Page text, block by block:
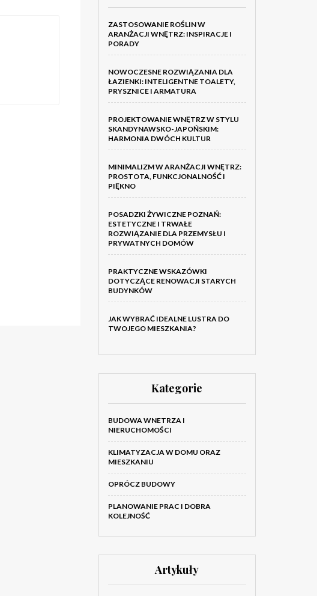
ZASTOSOWANIE ROŚLIN W
ARANŻACJI WNĘTRZ: INSPIRACJE I
PORADY
NOWOCZESNE ROZWIĄZANIA DLA
ŁAZIENKI: INTELIGENTNE TOALETY,
PRYSZNICE I ARMATURA
PROJEKTOWANIE WNĘTRZ W STYLU
SKANDYNAWSKO-JAPOŃSKIM:
HARMONIA DWÓCH KULTUR
MINIMALIZM W ARANŻACJI WNĘTRZ:
PROSTOTA, FUNKCJONALNOŚĆ I
PIĘKNO
POSADZKI ŻYWICZNE POZNAŃ:
ESTETYCZNE I TRWAŁE
ROZWIĄZANIE DLA PRZEMYSŁU I
PRYWATNYCH DOMÓW
PRAKTYCZNE WSKAZÓWKI
DOTYCZĄCE RENOWACJI STARYCH
BUDYNKÓW
JAK WYBRAĆ IDEALNE LUSTRA DO
TWOJEGO MIESZKANIA?
Kategorie
BUDOWA WNETRZA I
NIERUCHOMOŚCI
KLIMATYZACJA W DOMU ORAZ
MIESZKANIU
OPRÓCZ BUDOWY
PLANOWANIE PRAC I DOBRA
KOLEJNOŚĆ
Artykuły